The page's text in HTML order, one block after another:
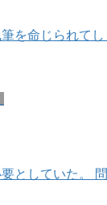
命じられて
していた。